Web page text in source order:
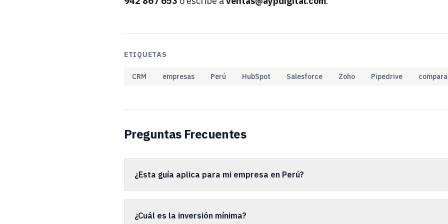
ETIQUETAS
CRM empresas Perú HubSpot Salesforce Zoho Pipedrive
Preguntas Frecuentes
¿Esta guía aplica para mi empresa en Perú?
¿Cuál es la inversión mínima?